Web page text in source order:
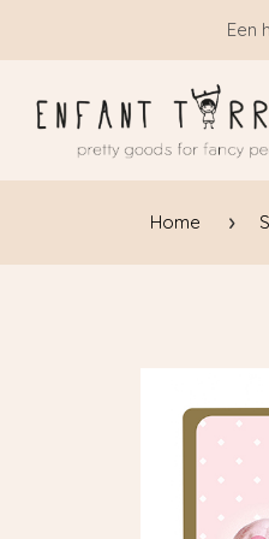
Een
Home